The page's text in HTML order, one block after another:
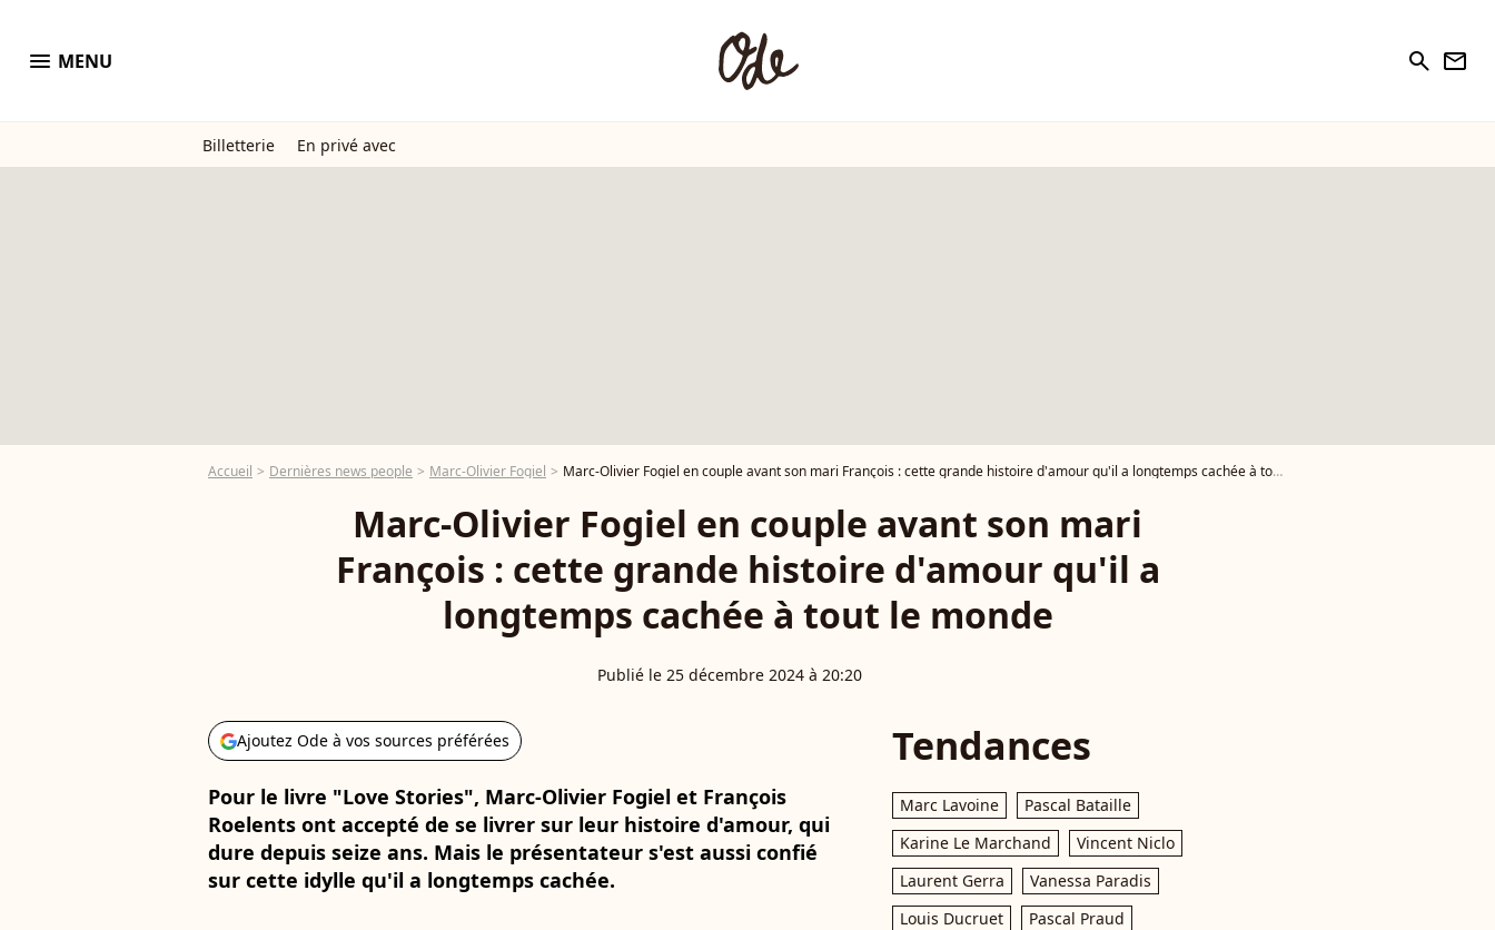
menu MENU search newsletter
Billetterie En privé avec
Accueil Dernières news people Marc-Olivier Fogiel Marc-Olivier Fogiel en couple avant son mari François : cette grande histoire d'amour qu'il a longtemps cachée à tout le monde
Marc-Olivier Fogiel en couple avant son mari
François : cette grande histoire d'amour qu'il a
longtemps cachée à tout le monde
Publié le 25 décembre 2024 à 20:20
Ajoutez Ode à vos sources préférées
Pour le livre "Love Stories", Marc-Olivier Fogiel et François
Roelents ont accepté de se livrer sur leur histoire d'amour, qui
dure depuis seize ans. Mais le présentateur s'est aussi confié
sur cette idylle qu'il a longtemps cachée.
Tendances
Marc Lavoine
Pascal Bataille
Karine Le Marchand
Vincent Niclo
Laurent Gerra
Vanessa Paradis
Louis Ducruet
Pascal Praud